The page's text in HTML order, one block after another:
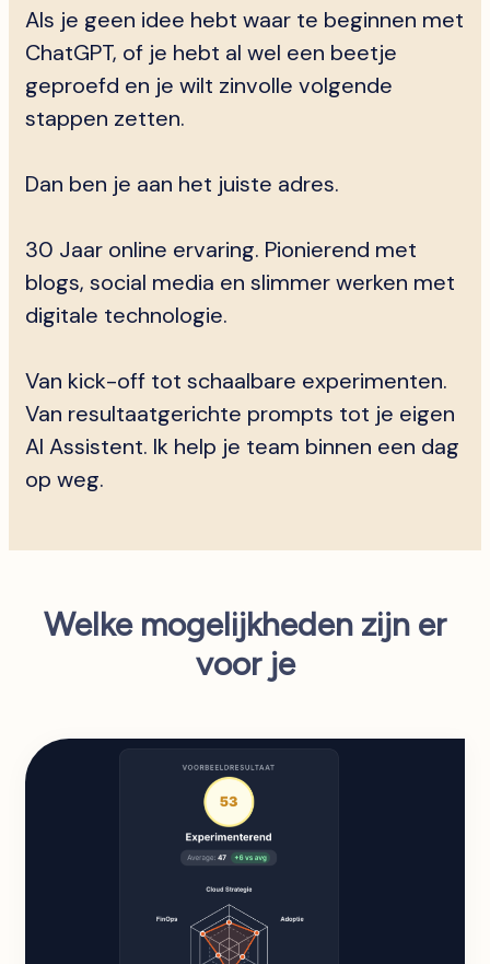
Als je geen idee hebt waar te beginnen met
ChatGPT, of je hebt al wel een beetje
geproefd en je wilt zinvolle volgende
stappen zetten.
Dan ben je aan het juiste adres.
30 Jaar online ervaring. Pionierend met
blogs, social media en slimmer werken met
digitale technologie.
Van kick-off tot schaalbare experimenten.
Van resultaatgerichte prompts tot je eigen
AI Assistent. Ik help je team binnen een dag
op weg.
Welke mogelijkheden zijn er
voor je